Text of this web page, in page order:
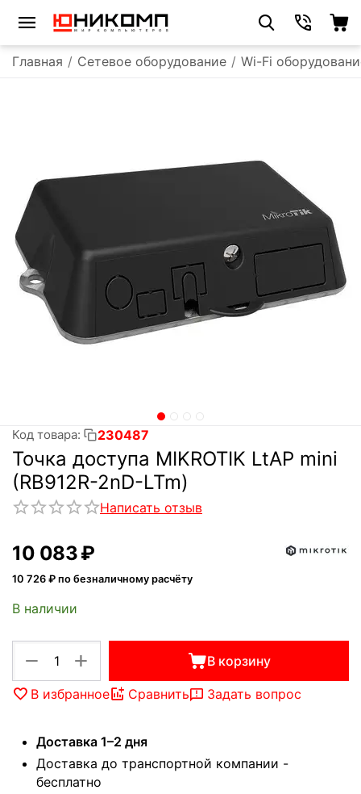
Главная / Сетевое оборудование / Wi-Fi
Код товара: 230487
Точка доступа MIKROTIK LtAP mini
(RB912R-2nD-LTm)
Написать отзыв
10 083₽
10 726 ₽ по безналичному расчёту
В наличии
+
− В корзину
В избранное Сравнить Задать вопрос
Доставка 1–2 дня
Доставка до транспортной компании -
бесплатно